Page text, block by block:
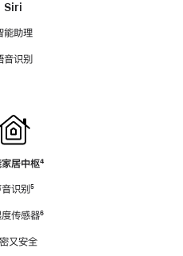
Siri
能助理
音识别
居中枢脚
⁴
识别脚
⁵
度传感器脚
⁶
又安全